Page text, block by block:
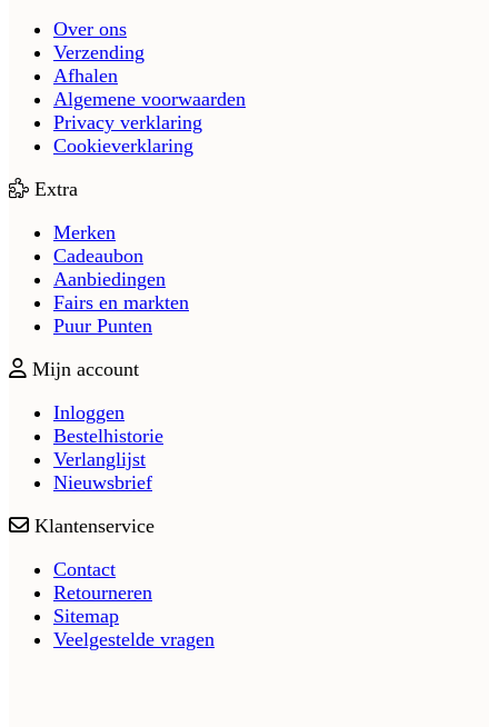
Over ons
Verzending
Afhalen
Algemene voorwaarden
Privacy verklaring
Cookieverklaring
Extra
Merken
Cadeaubon
Aanbiedingen
Fairs en markten
Puur Punten
Mijn account
Inloggen
Bestelhistorie
Verlanglijst
Nieuwsbrief
Klantenservice
Contact
Retourneren
Sitemap
Veelgestelde vragen